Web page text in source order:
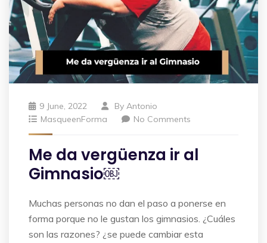
9 June, 2022 By Antonio
MasqueenForma
No Comments
Me da vergüenza ir al
Gimnasio￼
Muchas personas no dan el paso a ponerse en
forma porque no le gustan los gimnasios. ¿Cuáles
son las razones? ¿se puede cambiar esta